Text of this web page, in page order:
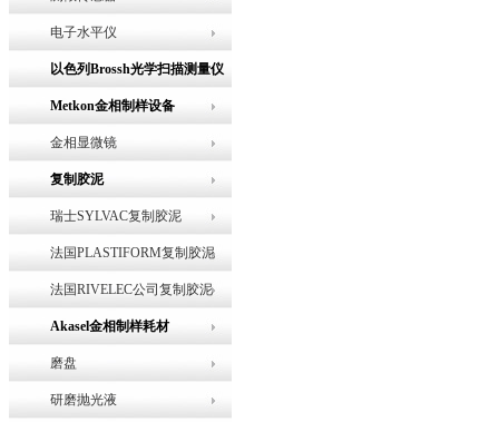
电子水平仪
以色列Brossh光学扫描测量仪
Metkon金相制样设备
金相显微镜
复制胶泥
瑞士SYLVAC复制胶泥
法国PLASTIFORM复制胶泥
法国RIVELEC公司复制胶泥
Akasel金相制样耗材
磨盘
研磨抛光液